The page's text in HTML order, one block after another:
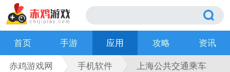
首页 手游 应用 攻略
资讯
赤鸡游戏网
手机软件
上海公共交通乘车